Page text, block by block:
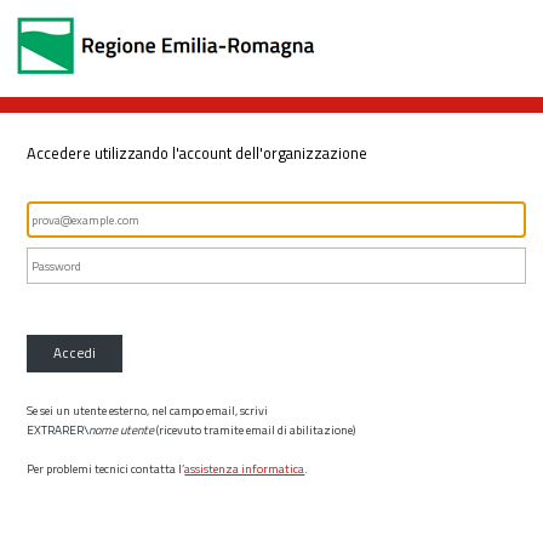
Accedere utilizzando l'account dell'organizzazione
Accedi
Se sei un utente esterno, nel campo email, scrivi
EXTRARER\nome utente(ricevuto tramite email di abilitazione)
Per problemi tecnici contatta l’assistenza informatica.